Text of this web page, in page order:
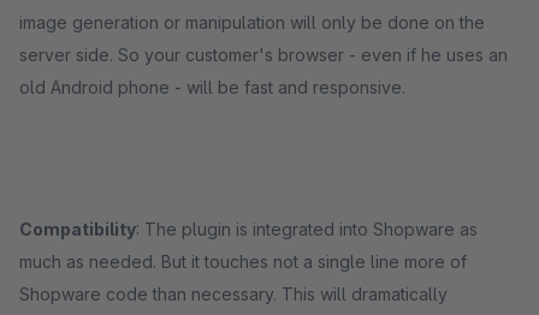
image generation or manipulation will only be done on the
server side. So your customer's browser - even if he uses an
old Android phone - will be fast and responsive.
Compatibility: The plugin is integrated into Shopware as
much as needed. But it touches not a single line more of
Shopware code than necessary. This will dramatically